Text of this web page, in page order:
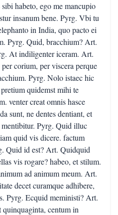
habeto, ego me mancupio
insanum bene. Pyrg. Vbi tu
in India, quo pacto ei
Pyrg. Quid, bracchium? Art.
At indiligenter iceram. Art.
corium, per viscera perque
Pyrg. Nolo istaec hic
quidemst mihi te
venter creat omnis hasce
sunt, ne dentes dentiant, et
Pyrg. Quid illuc
quid vis dicere. factum
Quid id est? Art. Quidquid
vis rogare? habeo, et stilum.
ad animum meum. Art.
decet curamque adhibere,
Pyrg. Ecquid meministi? Art.
centum in